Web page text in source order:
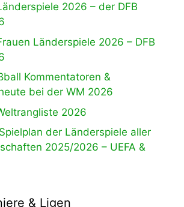
2026 – der DFB
Länderspiele 2026 – DFB
Kommentatoren &
bei der WM 2026
2026
der Länderspiele aller
2025/2026 – UEFA &
& Ligen